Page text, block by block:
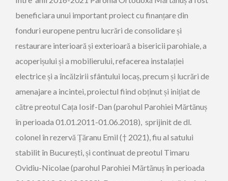
beneficiara unui important proiect cu finanțare din
fonduri europene pentru lucrări de consolidare și
restaurare interioară și exterioară a bisericii parohiale, a
acoperișului și a mobilierului, refacerea instalației
electrice și a încălzirii sfântului locaș, precum și lucrări de
amenajare a incintei, proiectul fiind obținut și inițiat de
către preotul Cața Iosif-Dan (parohul Parohiei Mărtănuș
în perioada 01.01.2011-01.06.2018), sprijinit de dl.
colonel în rezervă Țăranu Emil († 2021), fiu al satului
stabilit în București, și continuat de preotul Timaru
Ovidiu-Nicolae (parohul Parohiei Mărtănuș în perioada